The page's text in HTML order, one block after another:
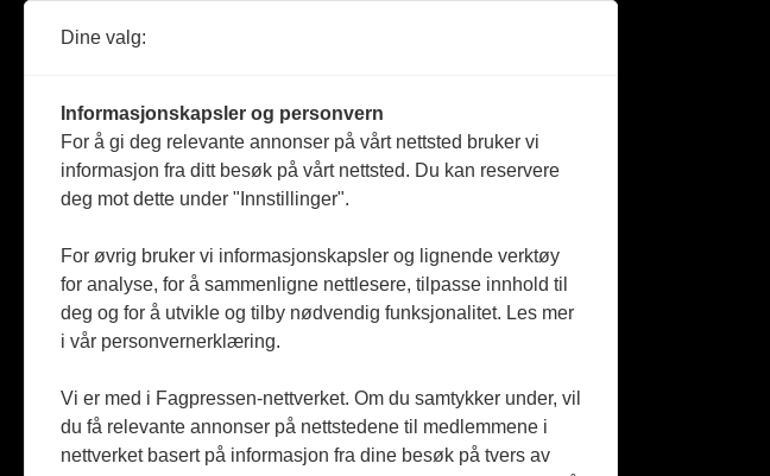
Reportasje
Produkter
Jobbmarked
Dine valg:
Informasjonskapsler og personvern
For å gi deg relevante annonser på vårt nettsted bruker vi
informasjon fra ditt besøk på vårt nettsted. Du kan reservere
deg mot dette under "Innstillinger".
For øvrig bruker vi informasjonskapsler og lignende verktøy
for analyse, for å sammenligne nettlesere, tilpasse innhold til
deg og for å utvikle og tilby nødvendig funksjonalitet. Les mer
i vår personvernerklæring.
Vi er med i Fagpressen-nettverket. Om du samtykker under, vil
du få relevante annonser på nettstedene til medlemmene i
nettverket basert på informasjon fra dine besøk på tvers av